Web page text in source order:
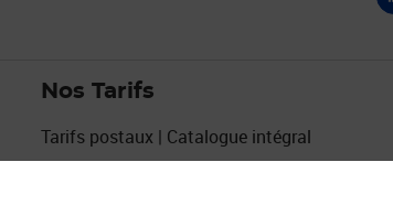
Nos Tarifs
Tarifs postaux | Catalogue intégral
Grille de tarifs Courrier